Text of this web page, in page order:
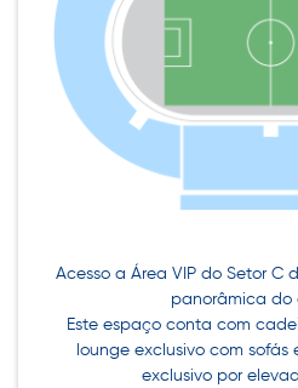
Acesso a Área VIP do Setor C
panorâmica do
Este espaço conta com
lounge exclusivo com sofás
exclusivo por